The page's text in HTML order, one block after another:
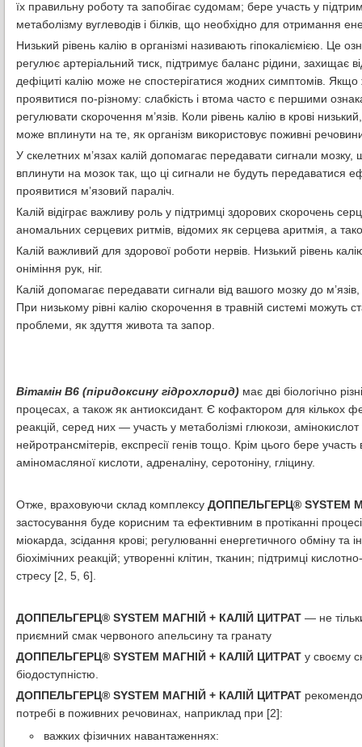
їх правильну роботу та запобігає судомам; бере участь у
метаболізму вуглеводів і білків, що необхідно для отримання
Низький рівень калію в організмі називають гіпокаліємією. Це
регулює артеріальний тиск, підтримує баланс рідини, захищає
дефіциті калію може не спостерігатися жодних симптомів.
проявитися по-різному: слабкість і втома часто є першими
регулювати скорочення м’язів. Коли рівень калію в крові
може вплинути на те, як організм використовує поживні
У скелетних м’язах калій допомагає передавати сигнали
вплинути на мозок так, що ці сигнали не будуть передаватися
проявитися м’язовий параліч.
Калій відіграє важливу роль у підтримці здорових скорочень
аномальних серцевих ритмів, відомих як серцева аритмія, а
Калій важливий для здорової роботи нервів. Низький рівень
оніміння рук, ніг.
Калій допомагає передавати сигнали від вашого мозку до
При низькому рівні калію скорочення в травній системі можуть
проблеми, як здуття живота та запор.
Вітамін В6 (піридоксину гідрохлорид) має дві біологічно
процесах, а також як антиоксидант. Є кофактором для кількох
реакцій, серед них — участь у метаболізмі глюкози, амінокислот
нейротрансмітерів, експресії генів тощо. Крім цього бере
аміномасляної кислоти, адреналіну, серотоніну, гліцину.
Отже, враховуючи склад комплексу ДОППЕЛЬГЕРЦ® SYSTEM
застосування буде корисним та ефективним в протіканні
міокарда, зсідання крові; регулюванні енергетичного обміну та
біохімічних реакцій; утворенні клітин, тканин; підтримці
стресу [2, 5, 6].
ДОППЕЛЬГЕРЦ® SYSTEM МАГНІЙ + КАЛІЙ ЦИТРАТ — не
приємний смак червоного апельсину та гранату
ДОППЕЛЬГЕРЦ® SYSTEM МАГНІЙ + КАЛІЙ ЦИТРАТ у своєму
біодоступністю.
ДОППЕЛЬГЕРЦ® SYSTEM МАГНІЙ + КАЛІЙ ЦИТРАТ
потребі в поживних речовинах, наприклад при [2]:
важких фізичних навантаженнях: